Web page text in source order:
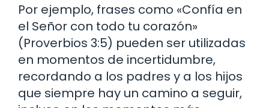
Por ejemplo, frases como «Confía en
el Señor con todo tu corazón»
(Proverbios 3:5) pueden ser utilizadas
en momentos de incertidumbre,
recordando a los padres y a los hijos
que siempre hay un camino a seguir,